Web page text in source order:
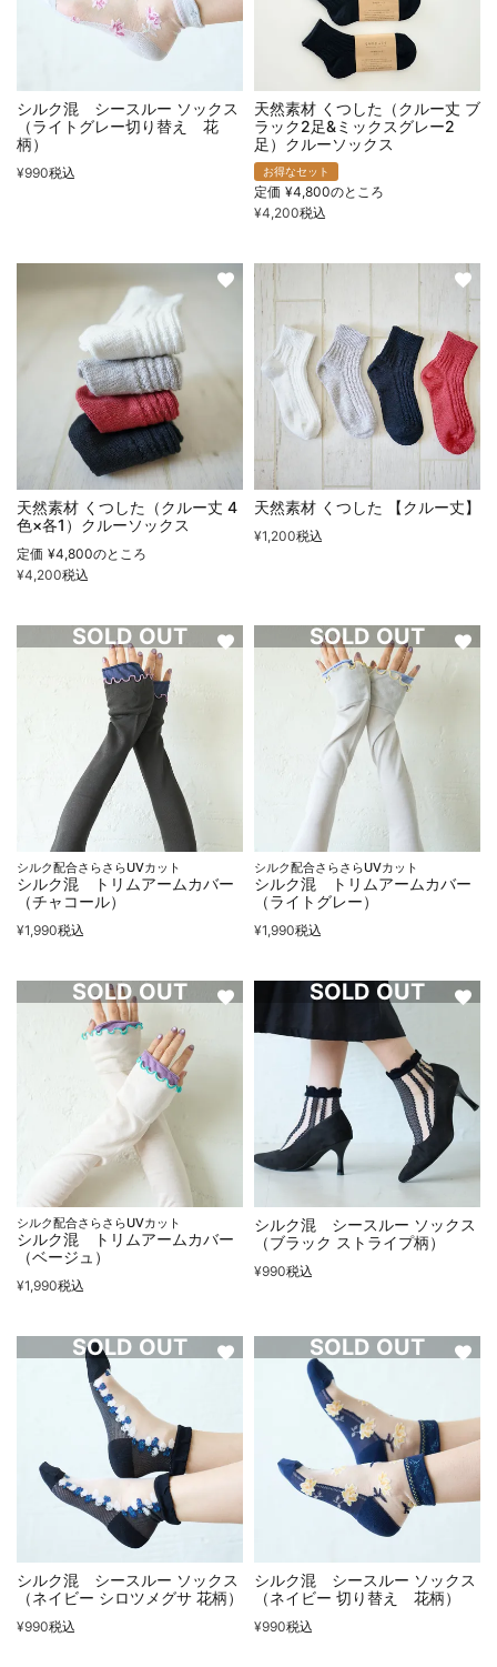
シルク混 シースルー ソックス
（ライトグレー切り替え 花
柄）
¥990税込
天然素材 くつした（クルー丈 ブ
ラック2足&ミックスグレー2
足）クルーソックス
お得なセット
定価 ¥4,800のところ
¥4,200税込
天然素材 くつした（クルー丈 4
色×各1）クルーソックス
定価 ¥4,800のところ
¥4,200税込
天然素材 くつした 【クルー丈】
¥1,200税込
シルク配合さらさらUVカット
シルク混 トリムアームカバー
（チャコール）
¥1,990税込
SOLD OUT
シルク配合さらさらUVカット
シルク混 トリムアームカバー
（ライトグレー）
¥1,990税込
SOLD OUT
シルク配合さらさらUVカット
シルク混 トリムアームカバー
（ベージュ）
¥1,990税込
SOLD OUT
シルク混 シースルー ソックス
（ブラック ストライプ柄）
¥990税込
SOLD OUT
シルク混 シースルー ソックス
（ネイビー シロツメグサ 花柄）
¥990税込
SOLD OUT
シルク混 シースルー ソックス
（ネイビー 切り替え 花柄）
¥990税込
SOLD OUT